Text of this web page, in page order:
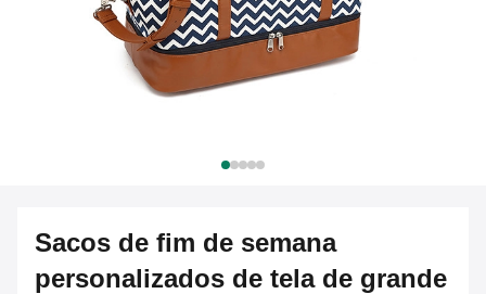
Sacos de fim de semana
personalizados de tela de grande